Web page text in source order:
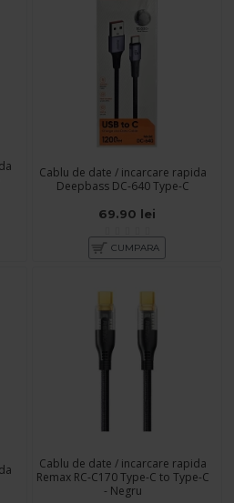
Cablu de date / incarcare rapida
Deepbass DC-640 Type-C
69.90 lei
CUMPARA
Cablu de date / incarcare rapida
Remax RC-C170 Type-C to Type-C
- Negru